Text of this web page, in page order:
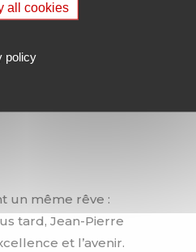
de
un même rêve :
tard, Jean-Pierre
et l’avenir.
all cookies
policy